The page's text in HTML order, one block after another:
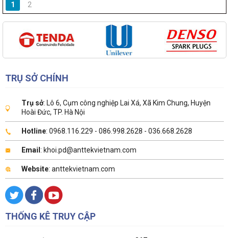
1
2
TRỤ SỞ CHÍNH
Trụ sở: Lô 6, Cụm công nghiệp Lai Xá, Xã Kim Chung, Huyện
Hoài Đức, TP. Hà Nội
Hotline: 0968.116.229 - 086.998.2628 - 036.668.2628
Email : khoi.pd@anttekvietnam.com
Website: anttekvietnam.com
THỐNG KÊ TRUY CẬP